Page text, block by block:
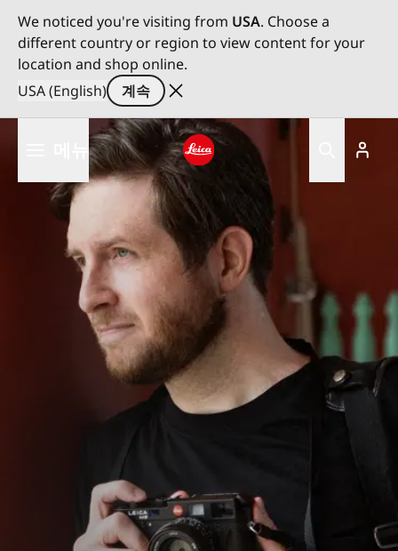
We noticed you're visiting from USA. Choose a
different country or region to view content for your
location and shop online.
USA (English)
계속
Leica logo - Home